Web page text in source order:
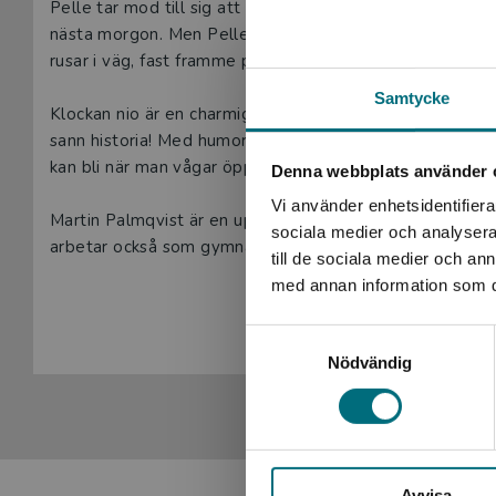
Samtycke
Denna webbplats använder
Vi använder
sociala medier och
till de sociala medier och
med annan information som
Nödvändig
Beskrivning
Pelle tar mod till sig att bjuda ut Julia, sin drömtjej från
nästa morgon. Men Pelle får plötsligt migrän och går
rusar i väg, fast framme på kaféet får han vänta länge.
Klockan nio är en charmig och lättläst berättelse om
sann historia! Med humor och värme skildras hur fel
kan bli när man vågar öppna sitt hjärta.
Martin Palmqvist är en uppskattad författare av lättläst
arbetar också som gymnasielärare.
läsare. Viljas böcker är indelade i sex nivåer, XS-XXL.
Visa hela